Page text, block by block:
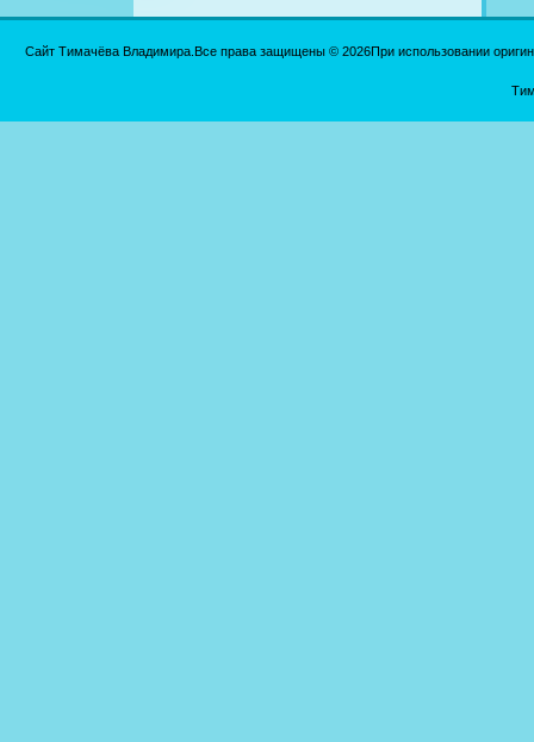
Сайт Тимачёва Владимира.Все права защищены © 2026При использовании